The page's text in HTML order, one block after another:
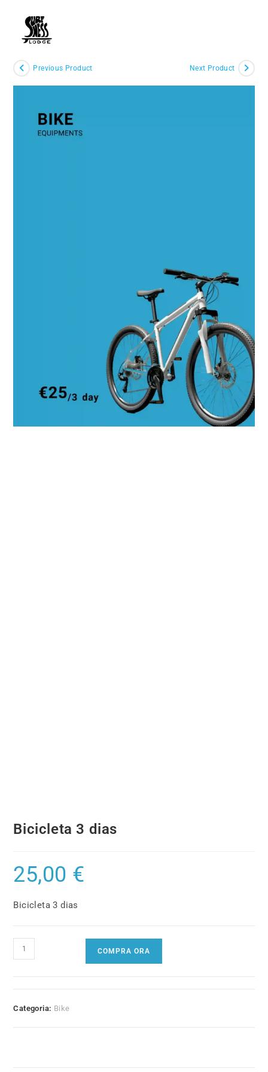
content
Previous Product Next Product
Bicicleta 3 dias
25,00 €
Bicicleta 3 dias
Quantidade
de
dias
COMPRA ORA
Categoria: Bike